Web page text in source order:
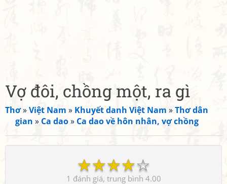
Vợ đôi, chồng một, ra gì
Thơ»Việt Nam » Khuyết danh Việt Nam »Thơ dân
gian » Ca dao» Ca dao về hôn nhân, vợ chồng
☆
☆
☆
☆
☆
1 4.00